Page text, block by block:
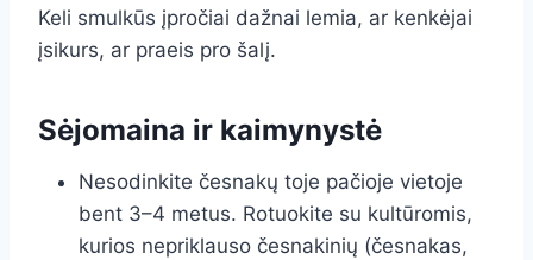
Keli smulkūs įpročiai dažnai lemia, ar kenkėjai
įsikurs, ar praeis pro šalį.
Sėjomaina ir kaimynystė
Nesodinkite česnakų toje pačioje vietoje
bent 3–4 metus. Rotuokite su kultūromis,
kurios nepriklauso česnakinių (česnakas,